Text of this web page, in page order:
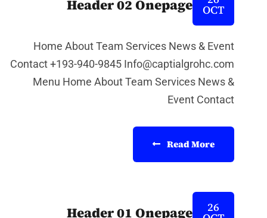
OCT
Header 02 Onepage
Home About Team Services News & Event
Contact +193-940-9845 Info@captialgrohc.com
Menu Home About Team Services News &
Event Contact
Read More
26
Header 01 Onepage